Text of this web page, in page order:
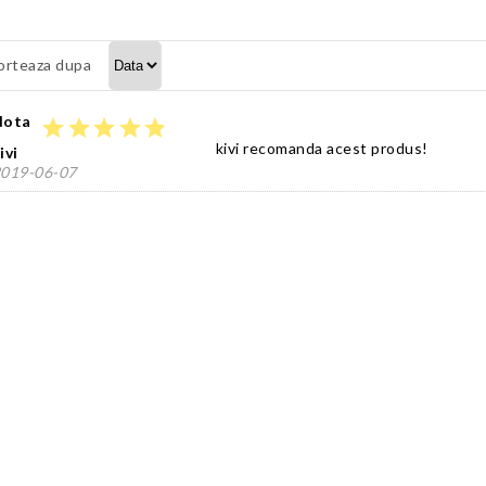
dupa
starstarstarstarstar
06-07
kivi recomanda acest produs!